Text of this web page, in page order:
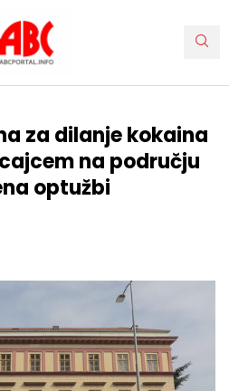
za dilanje kokaina
na području
optužbi